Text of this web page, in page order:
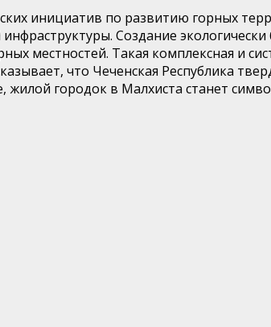
инициатив по развитию горных
Создание
местностей. Такая комплексная и
что Чеченская Республика
жилой городок в Малхиста станет